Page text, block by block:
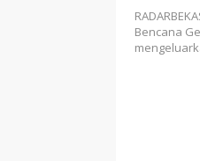
Bencana